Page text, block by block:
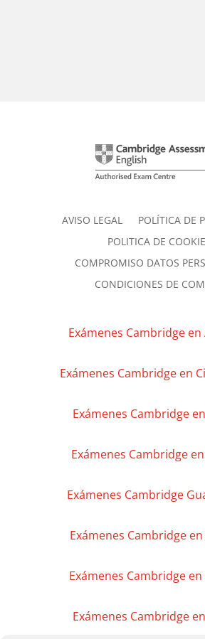
AVISO LEGAL
POLÍTICA DE
POLITICA DE
COMPROMISO DATOS
CONDICIONES DE
Exámenes Cambridge
Exámenes Cambridge en
Exámenes Cambridge
Exámenes Cambridge
Exámenes Cambridge
Exámenes Cambridge
Exámenes Cambridge en
Exámenes Cambridge